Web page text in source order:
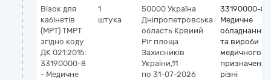
Візок для
кабінетів
(МРТ) ТМРТ
згідно коду
ДК 021:2015:
33190000-8
- Медичне
1
штука
50000 Україна
Дніпропетровська
область Крвиий
Ріг площа
Захисників
України,11
по 31-07-2026
33190000-8
Медичне
обладнання
та вироби
медичного
призначення
різні